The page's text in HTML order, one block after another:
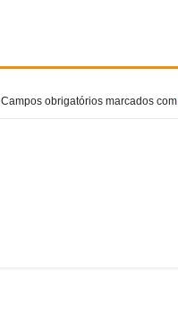
Campos obrigatórios marcados com